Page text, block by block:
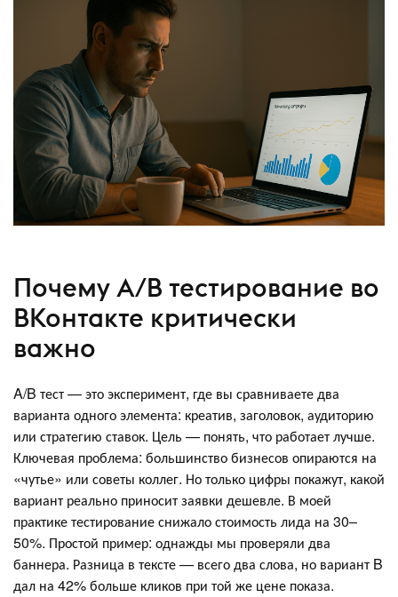
Почему A/B тестирование во
ВКонтакте критически
важно
A/B тест — это эксперимент, где вы сравниваете два
варианта одного элемента: креатив, заголовок, аудиторию
или стратегию ставок. Цель — понять, что работает лучше.
Ключевая проблема: большинство бизнесов опираются на
«чутье» или советы коллег. Но только цифры покажут, какой
вариант реально приносит заявки дешевле. В моей
практике тестирование снижало стоимость лида на 30–
50%. Простой пример: однажды мы проверяли два
баннера. Разница в тексте — всего два слова, но вариант B
дал на 42% больше кликов при той же цене показа.